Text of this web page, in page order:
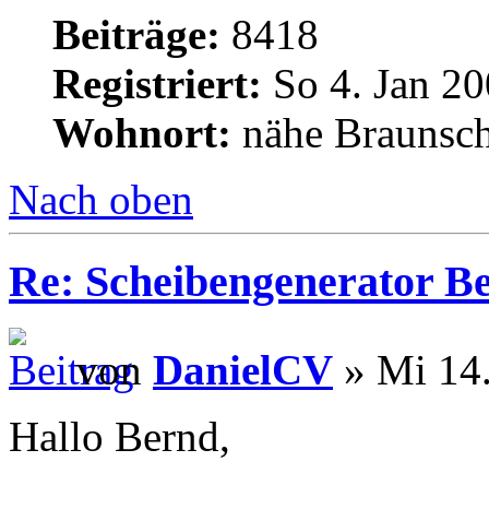
Beiträge: 8418
Registriert: So 4. Jan
Wohnort: nähe
Nach oben
Re: Scheibengenerator
von DanielCV » Mi
Hallo Bernd,